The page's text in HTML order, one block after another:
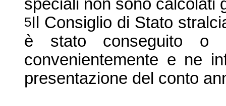
speciali non sono calcolati
5Il Consiglio di Stato
è stato conseguito o
convenientemente e ne
presentazione del conto